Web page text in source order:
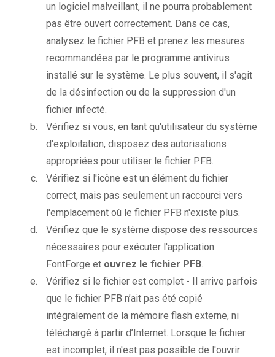
un logiciel malveillant, il ne pourra probablement
pas être ouvert correctement. Dans ce cas,
analysez le fichier PFB et prenez les mesures
recommandées par le programme antivirus
installé sur le système. Le plus souvent, il s'agit
de la désinfection ou de la suppression d'un
fichier infecté.
Vérifiez si vous, en tant qu'utilisateur du système
d'exploitation, disposez des autorisations
appropriées pour utiliser le fichier PFB.
Vérifiez si l'icône est un élément du fichier
correct, mais pas seulement un raccourci vers
l'emplacement où le fichier PFB n'existe plus.
Vérifiez que le système dispose des ressources
nécessaires pour exécuter l'application
FontForge et ouvrez le fichier PFB.
Vérifiez si le fichier est complet - Il arrive parfois
que le fichier PFB n’ait pas été copié
intégralement de la mémoire flash externe, ni
téléchargé à partir d’Internet. Lorsque le fichier
est incomplet, il n'est pas possible de l'ouvrir